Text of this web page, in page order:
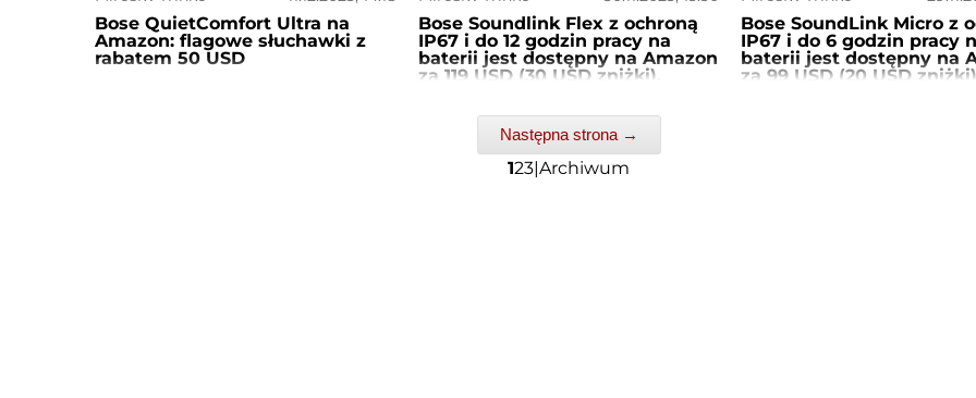
Bose QuietComfort Ultra na
Amazon: flagowe słuchawki z
rabatem 50 USD
Bose Soundlink Flex z ochroną
IP67 i do 12 godzin pracy na
baterii jest dostępny na Amazon
za 119 USD (30 USD zniżki).
Bose SoundLink Micro z
IP67 i do 6 godzin pracy
baterii jest dostępny na
za 99 USD (20 USD zniżki).
Następna strona →
123|Archiwum